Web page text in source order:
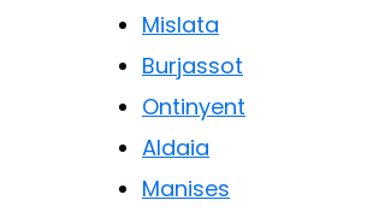
Mislata
Burjassot
Ontinyent
Aldaia
Manises